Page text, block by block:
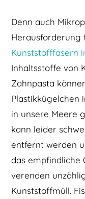
Denn auch
Herausforderung
Kunststofffasern
Inhaltsstoffe von
Zahnpasta
Plastikkügelchen
in unsere Meere
kann leider
entfernt werden
das empfindliche
verenden
Kunststoffmüll.